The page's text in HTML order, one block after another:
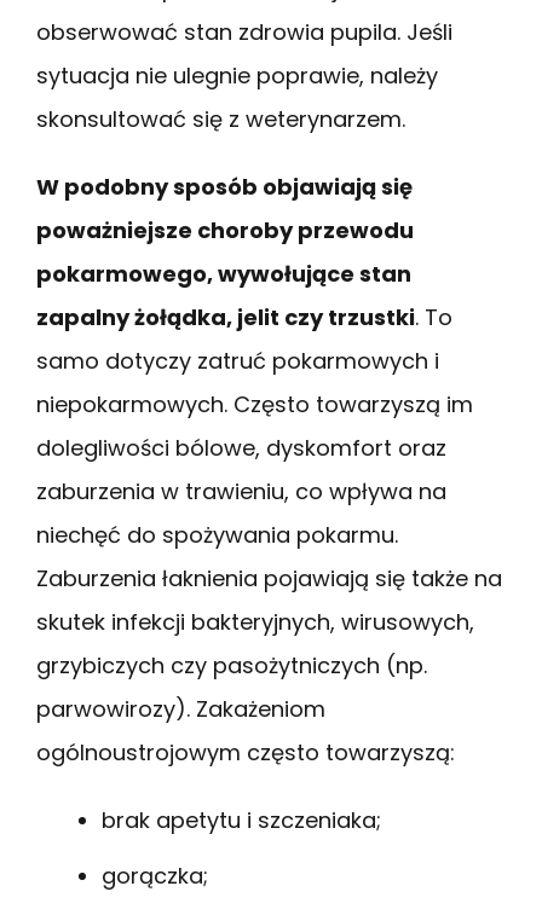
obserwować stan zdrowia pupila. Jeśli
sytuacja nie ulegnie poprawie, należy
skonsultować się z weterynarzem.
W podobny sposób objawiają się
poważniejsze choroby przewodu
pokarmowego, wywołujące stan
zapalny żołądka, jelit czy trzustki. To
samo dotyczy zatruć pokarmowych i
niepokarmowych. Często towarzyszą im
dolegliwości bólowe, dyskomfort oraz
zaburzenia w trawieniu, co wpływa na
niechęć do spożywania pokarmu.
Zaburzenia łaknienia pojawiają się także na
skutek infekcji bakteryjnych, wirusowych,
grzybiczych czy pasożytniczych (np.
parwowirozy). Zakażeniom
ogólnoustrojowym często towarzyszą:
brak apetytu i szczeniaka;
gorączka;